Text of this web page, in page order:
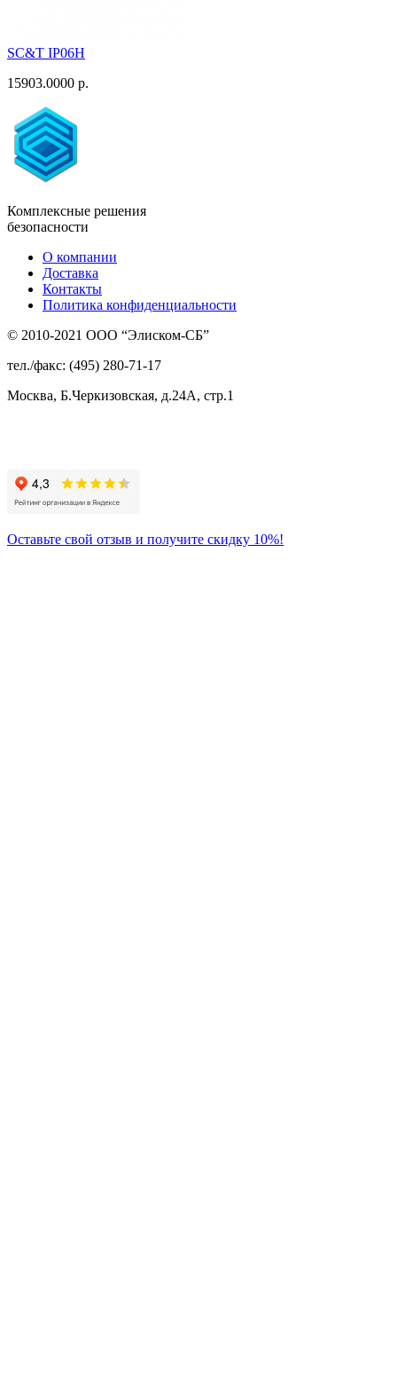
SC&T IP06H
15903.0000 р.
Комплексные решения
безопасности
О компании
Доставка
Контакты
Политика конфиденциальности
© 2010-2021 ООО “Элиском-СБ”
тел./факс: (495) 280-71-17
Москва, Б.Черкизовская, д.24А, стр.1
Оставьте свой отзыв и получите скидку 10%!